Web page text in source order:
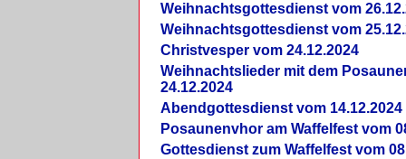
Weihnachtsgottesdienst vom
Weihnachtsgottesdienst vom
Christvesper vom 24.12.2024
Weihnachtslieder mit dem
24.12.2024
Abendgottesdienst vom 14.12.2024
Posaunenvhor am Waffelfest vom
Gottesdienst zum Waffelfest vom